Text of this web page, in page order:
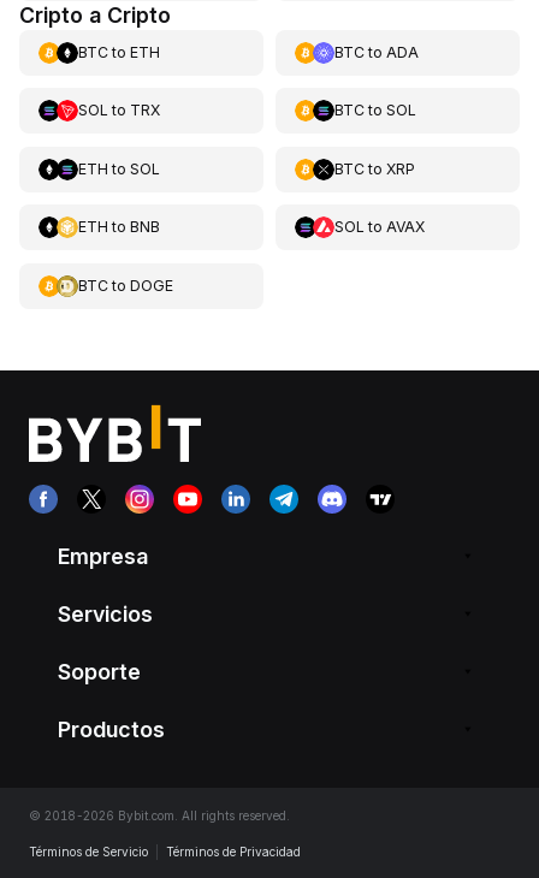
Cripto a Cripto
BTCto ETH BTCto ADA
SOL to TRX BTCto SOL
ETH to SOL BTCto XRP
ETH to BNB SOL to AVAX
BTCto DOGE
Empresa
Servicios
Soporte
Productos
© 2018-2026 Bybit.com. All rights reserved.
Términos de Servicio Términos de Privacidad